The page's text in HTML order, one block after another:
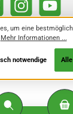
Instagram YouTube
zzgl.
wenn nicht anders
um eine
Mehr Informationen ...
notwendige